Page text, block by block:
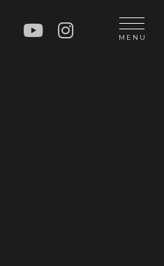
MENU